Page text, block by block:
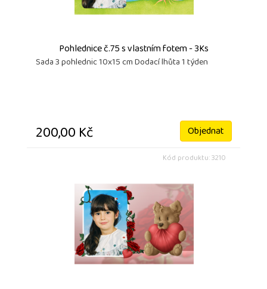
Pohlednice č.75 s vlastním fotem - 3Ks
Sada 3 pohlednic 10x15 cm Dodací lhůta 1 týden
200,00 Kč Objednat
Kód produktu: 3210